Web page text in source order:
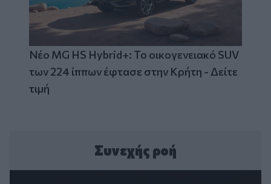
Νέο MG HS Hybrid+: Το οικογενειακό SUV
των 224 ίππων έφτασε στην Κρήτη - Δείτε
τιμή
Συνεχής ροή